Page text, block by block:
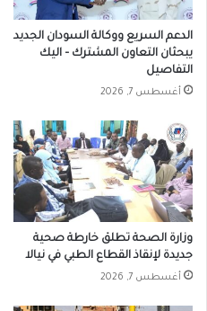
الدعم السريع ووكالة السودان الجديد
يبحثان التعاون المشترك – اليك
التفاصيل
أغسطس 7, 2026
وزارة الصحة تطلق خارطة صحية
جديدة لإنقاذ القطاع الطبي في نيالا
أغسطس 7, 2026